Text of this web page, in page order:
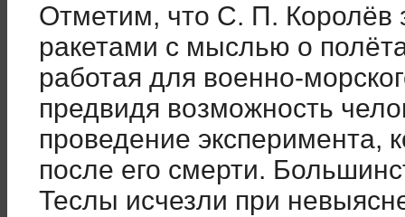
Отметим, что С. П. Королёв
ракетами с мыслью о
работая для военно-
предвидя возможность
проведение эксперимента,
после его смерти.
Теслы исчезли при